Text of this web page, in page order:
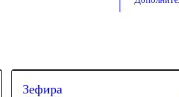
Зефира